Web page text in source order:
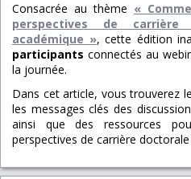
Consacrée au thème «
perspectives de
académique », cette édition
participants connectés au
la journée.
Dans cet article, vous trouverez
les messages clés des
ainsi que des ressources
perspectives de carrière doctorale